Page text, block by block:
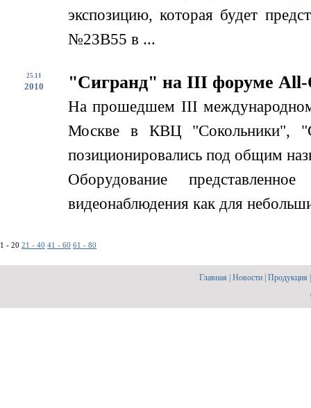
экспозицию, которая будет
№23B55 в ...
25.11
2010 "Сигранд" на III форуме All-
На прошедшем III
Москве в КВЦ "Сокольники",
позиционировались под общим
Оборудование
видеонаблюдения как для
1 - 20 21 - 40 41 - 60 61 - 80
Главная Новости Продукция